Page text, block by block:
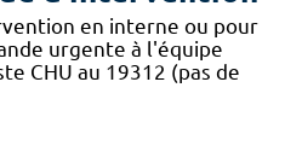
en interne ou pour
urgente à l'équipe
CHU au 19312 (pas de